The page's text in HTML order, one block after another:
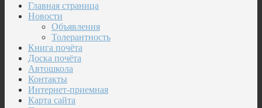
Главная страница
Новости
Объявления
Толерантность
Книга почёта
Доска почёта
Автошкола
Контакты
Интернет-приемная
Карта сайта